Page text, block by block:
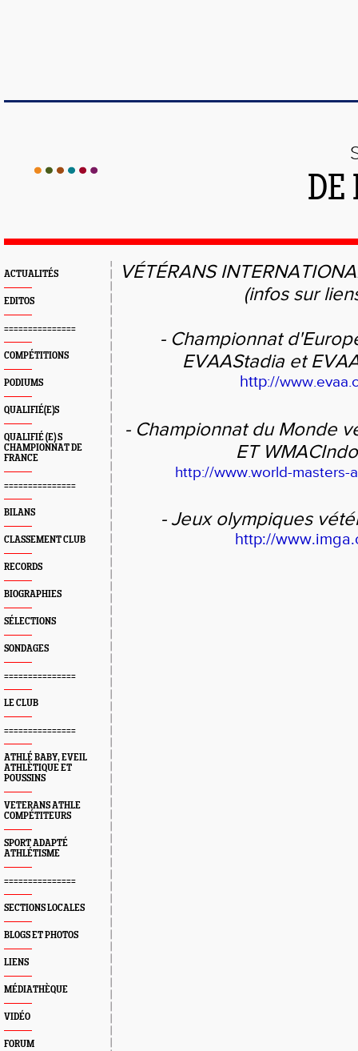
DE
ACTUALITÉS
EDITOS
===============
COMPÉTITIONS
PODIUMS
QUALIFIÉ(E)S
QUALIFIÉ (E) S
CHAMPIONNAT DE
FRANCE
===============
BILANS
CLASSEMENT CLUB
RECORDS
BIOGRAPHIES
SÉLECTIONS
SONDAGES
===============
LE CLUB
===============
ATHLÉ BABY, EVEIL
ATHLÈTIQUE ET
POUSSINS
VETERANS ATHLE
COMPÉTITEURS
SPORT ADAPTÉ
ATHLÉTISME
===============
SECTIONS LOCALES
BLOGS ET PHOTOS
LIENS
MÉDIATHÈQUE
VIDÉO
FORUM
VÉTÉRANS
(infos sur
- Championnat
EVAAStadia et
http://
- Championnat du Monde
ET
http://www.world-masters-
- Jeux olympiques
http://